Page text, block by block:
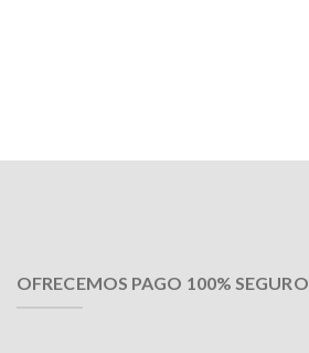
OFRECEMOS PAGO 100% SEGURO